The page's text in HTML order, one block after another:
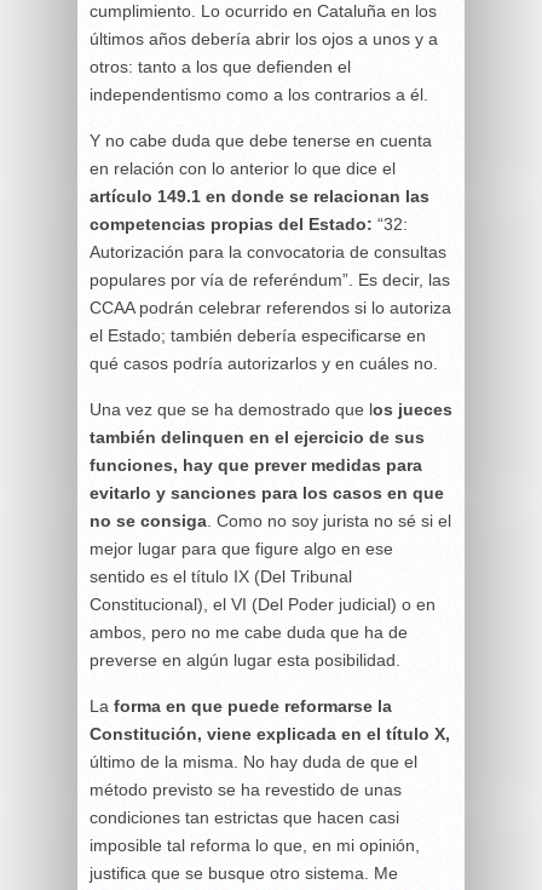
cumplimiento. Lo ocurrido en Cataluña en los
últimos años debería abrir los ojos a unos y a
otros: tanto a los que defienden el
independentismo como a los contrarios a él.
Y no cabe duda que debe tenerse en cuenta
en relación con lo anterior lo que dice el
artículo 149.1 en donde se relacionan las
competencias propias del Estado: “32:
Autorización para la convocatoria de consultas
populares por vía de referéndum”. Es decir, las
CCAA podrán celebrar referendos si lo autoriza
el Estado; también debería especificarse en
qué casos podría autorizarlos y en cuáles no.
Una vez que se ha demostrado que los jueces
también delinquen en el ejercicio de sus
funciones, hay que prever medidas para
evitarlo y sanciones para los casos en que
no se consiga . Como no soy jurista no sé si el
mejor lugar para que figure algo en ese
sentido es el título IX (Del Tribunal
Constitucional), el VI (Del Poder judicial) o en
ambos, pero no me cabe duda que ha de
preverse en algún lugar esta posibilidad.
La forma en que puede reformarse la
Constitución, viene explicada en el título X,
último de la misma. No hay duda de que el
método previsto se ha revestido de unas
condiciones tan estrictas que hacen casi
imposible tal reforma lo que, en mi opinión,
justifica que se busque otro sistema. Me